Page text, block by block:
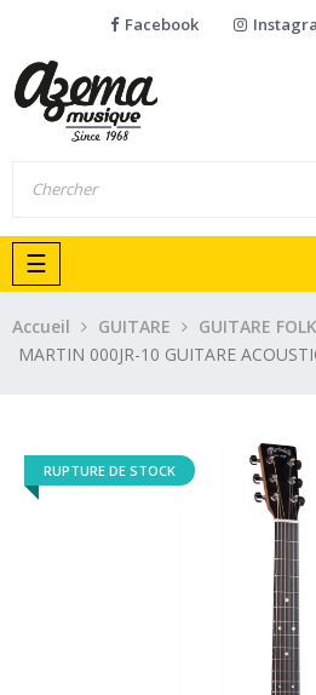
Facebook
Basculer
la
navigation
☰
Accueil GUITARE
GUITARE FOLK
MARTIN 000JR-10 GUITARE
RUPTURE DE STOCK